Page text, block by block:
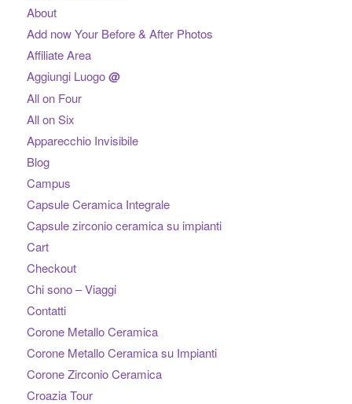
About
Add now Your Before & After Photos
Affiliate Area
Aggiungi Luogo@
All on Four
All on Six
Apparecchio Invisibile
Blog
Campus
Capsule Ceramica Integrale
Capsule zirconio ceramica su impianti
Cart
Checkout
Chi sono – Viaggi
Contatti
Corone Metallo Ceramica
Corone Metallo Ceramica su Impianti
Corone Zirconio Ceramica
Croazia Tour